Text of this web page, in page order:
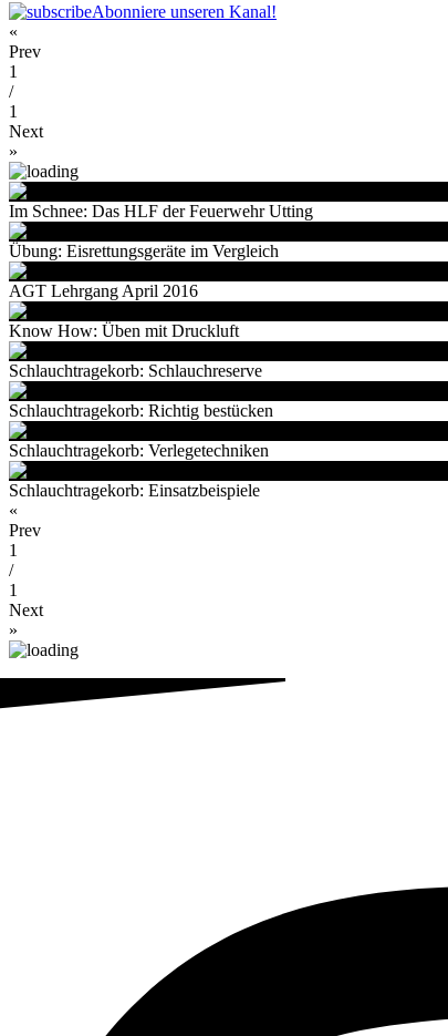
Abonniere unseren Kanal!
«
Prev
1
/
1
Next
»
Im Schnee: Das HLF der Feuerwehr Utting
Übung: Eisrettungsgeräte im Vergleich
AGT Lehrgang April 2016
Know How: Üben mit Druckluft
Schlauchtragekorb: Schlauchreserve
Schlauchtragekorb: Richtig bestücken
Schlauchtragekorb: Verlegetechniken
Schlauchtragekorb: Einsatzbeispiele
«
Prev
1
/
1
Next
»